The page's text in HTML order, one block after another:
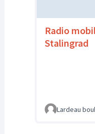
Radio
Stalingrad
Lardeau